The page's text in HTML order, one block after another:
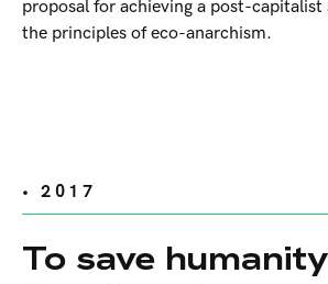
proposal for achieving a post-capitalist
the principles of eco-anarchism.
• 2017
To save